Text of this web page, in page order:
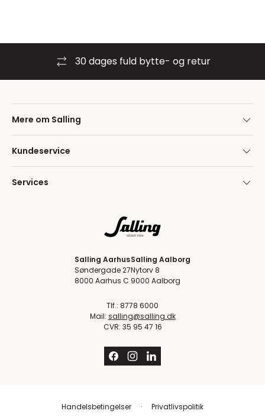
30 dages fuld bytte- og retur
Mere om Salling
Kundeservice
Services
Salling Aarhus
Søndergade 27
8000 Aarhus C
Salling Aalborg
Nytorv 8
9000 Aalborg
Tlf.: 8778 6000
Mail: salling@salling.dk
CVR: 35 95 47 16
Handelsbetingelser Privatlivspolitik